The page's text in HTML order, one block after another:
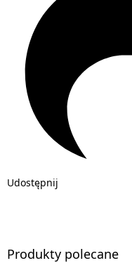
Udostępnij
Produkty polecane